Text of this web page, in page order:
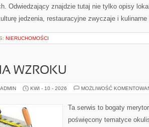
Odwiedzający znajdzie tutaj nie tylko opisy
jedzenia, restauracyjne zwyczaje i
NIERUCHOMOŚCI
WZROKU
KWI - 10 - 2026 MOŻLIWOŚĆ
Ta serwis to bogaty
poświęcony tematyce